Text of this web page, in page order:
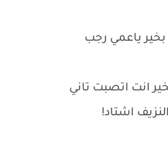
بخير ياعمي رجب
انت اتصبت تاني
اشتاد!